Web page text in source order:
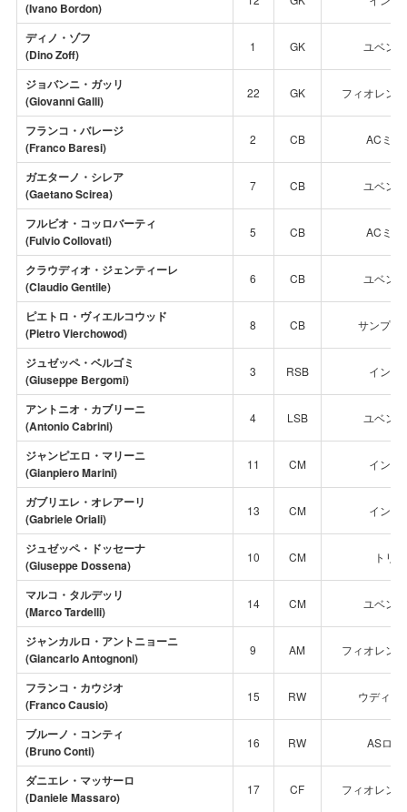
(Ivano Bordon)
ディノ・ゾフ
(Dino Zoff)
1 GK ユベン
ジョバンニ・ガッリ
(Giovanni Galli)
22 GK フィオレン
フランコ・バレージ
(Franco Baresi)
2 CB ACミラ
ガエターノ・シレア
(Gaetano Scirea)
7 CB ユベン
フルビオ・コッロバーティ
(Fulvio Collovati)
5 CB ACミラ
クラウディオ・ジェンティーレ
(Claudio Gentile)
6 CB ユベン
ピエトロ・ヴィエルコウッド
(Pietro Vierchowod)
8 CB サンプド
ジュゼッペ・ベルゴミ
(Giuseppe Bergomi)
3 RSB インテ
アントニオ・カブリーニ
(Antonio Cabrini)
4 LSB ユベン
ジャンピエロ・マリーニ
(Gianpiero Marini)
11 CM インテ
ガブリエレ・オレアーリ
(Gabriele Oriali)
13 CM インテ
ジュゼッペ・ドッセーナ
(Giuseppe Dossena)
10 CM トリノ
マルコ・タルデッリ
(Marco Tardelli)
14 CM ユベン
ジャンカルロ・アントニョーニ
(Giancarlo Antognoni)
9 AM フィオレン
フランコ・カウジオ
(Franco Causio)
15 RW ウディネ
ブルーノ・コンティ
(Bruno Conti)
16 RW ASロー
ダニエレ・マッサーロ
(Daniele Massaro)
17 CF フィオレン